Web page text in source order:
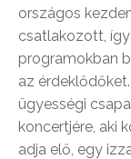
országos
csatlakozott,
programokban
az
ügyességi
koncertjére, aki
adja elő, egy